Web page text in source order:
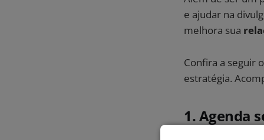
e ajudar na
melhora sua
Confira a seguir
estratégia.
1. Agenda